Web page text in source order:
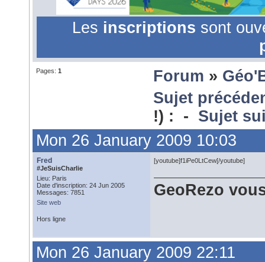
Les inscriptions sont
Pages: 1 Forum »
Sujet
!) : - Sujet
Mon 26 January 2009 10:03
Fred
#JeSuisCharlie
Lieu: Paris
Date d'inscription: 24 Jun 2005
Messages: 7851
Site web
[youtube]f1iPe0LtCew[/youtube]
GeoRezo
Hors ligne
Mon 26 January 2009 22:11